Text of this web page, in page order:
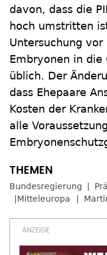
davon, dass die
hoch umstritten
Untersuchung
Embryonen in die
üblich. Der
dass Ehepaare
Kosten der
alle
Bundesregierung
Mitteleuropa